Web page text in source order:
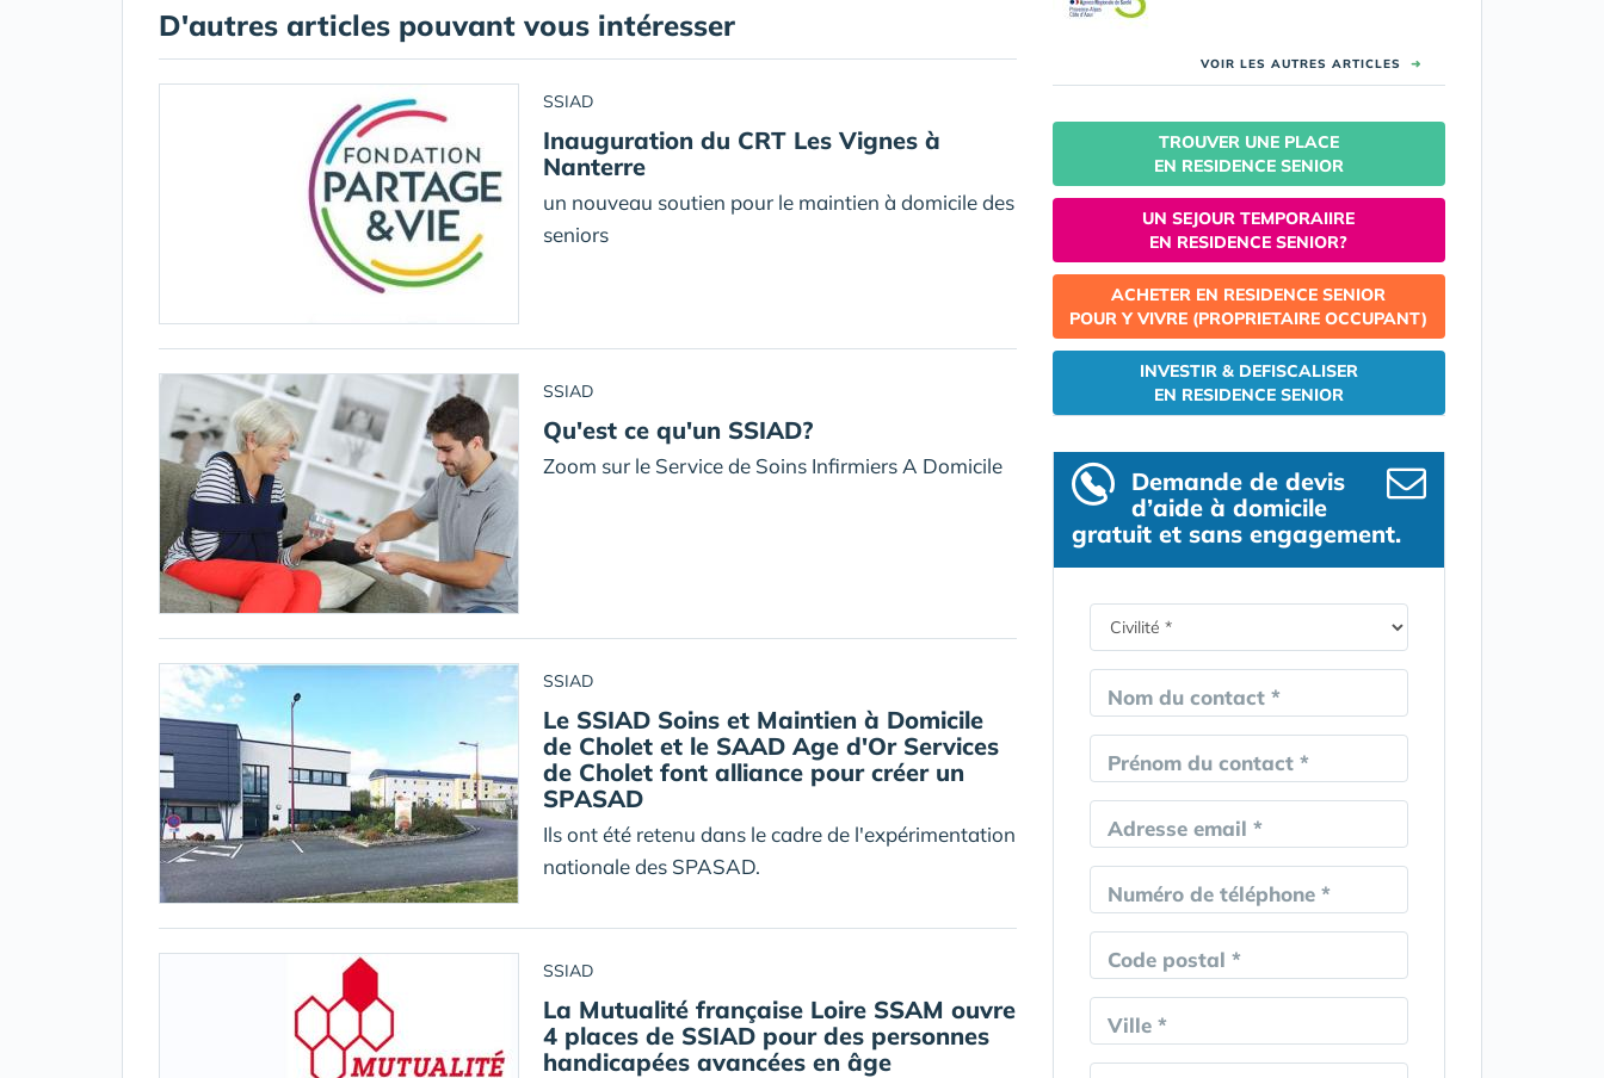
D'autres articles pouvant vous intéresser
SSIAD
Inauguration du CRT Les Vignes à
Nanterre
un nouveau soutien pour le maintien à domicile des
seniors
SSIAD
Qu'est ce qu'un SSIAD?
Zoom sur le Service de Soins Infirmiers A Domicile
SSIAD
Le SSIAD Soins et Maintien à Domicile
de Cholet et le SAAD Age d'Or Services
de Cholet font alliance pour créer un
SPASAD
Ils ont été retenu dans le cadre de l'expérimentation
nationale des SPASAD.
SSIAD
La Mutualité française Loire SSAM ouvre
4 places de SSIAD pour des personnes
handicapées avancées en âge
VOIR LES AUTRES ARTICLES ➜
TROUVER UNE PLACE
EN RESIDENCE SENIOR
UN SEJOUR TEMPORAIIRE
EN RESIDENCE SENIOR?
ACHETER EN RESIDENCE SENIOR
POUR Y VIVRE (PROPRIETAIRE OCCUPANT)
INVESTIR & DEFISCALISER
EN RESIDENCE SENIOR
Demande de devis
d’aide à domicile
gratuit et sans engagement.
Nom du contact *
Prénom du contact *
Adresse email *
Numéro de téléphone *
Code postal *
Ville *